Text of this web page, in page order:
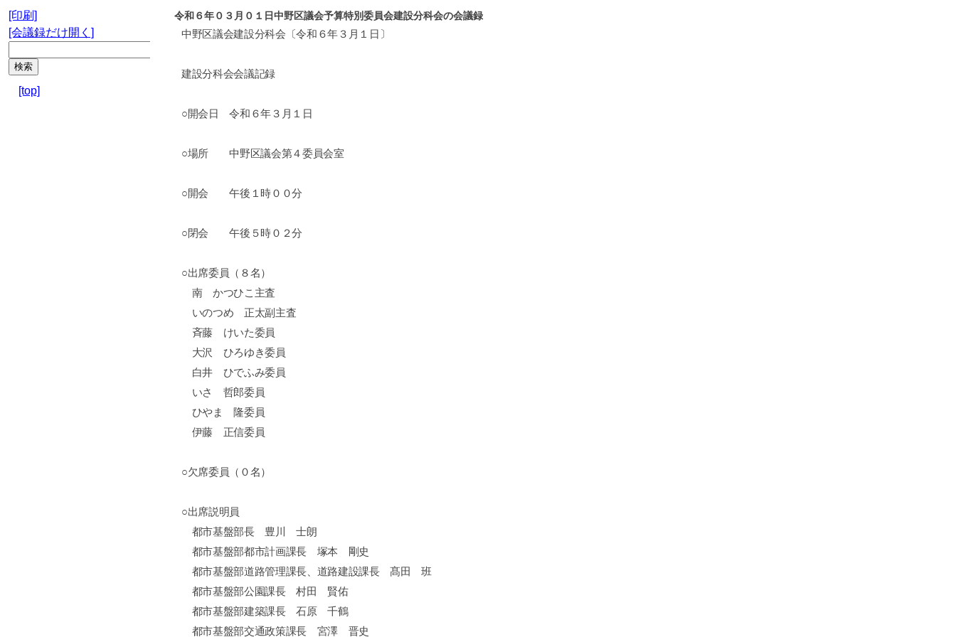
[印刷]
[会議録だけ開く]
[top]
令和６年０３月０１日中野区議会予算特別委員会建設分科会の会議録
中野区議会建設分科会〔令和６年３月１日〕
建設分科会会議記録
○開会日 令和６年３月１日
○場所 中野区議会第４委員会室
○開会 午後１時００分
○閉会 午後５時０２分
○出席委員（８名）
南 かつひこ主査
いのつめ 正太副主査
斉藤 けいた委員
大沢 ひろゆき委員
白井 ひでふみ委員
いさ 哲郎委員
ひやま 隆委員
伊藤 正信委員
○欠席委員（０名）
○出席説明員
都市基盤部長 豊川 士朗
都市基盤部都市計画課長 塚本 剛史
都市基盤部道路管理課長、道路建設課長 髙田 班
都市基盤部公園課長 村田 賢佑
都市基盤部建築課長 石原 千鶴
都市基盤部交通政策課長 宮澤 晋史